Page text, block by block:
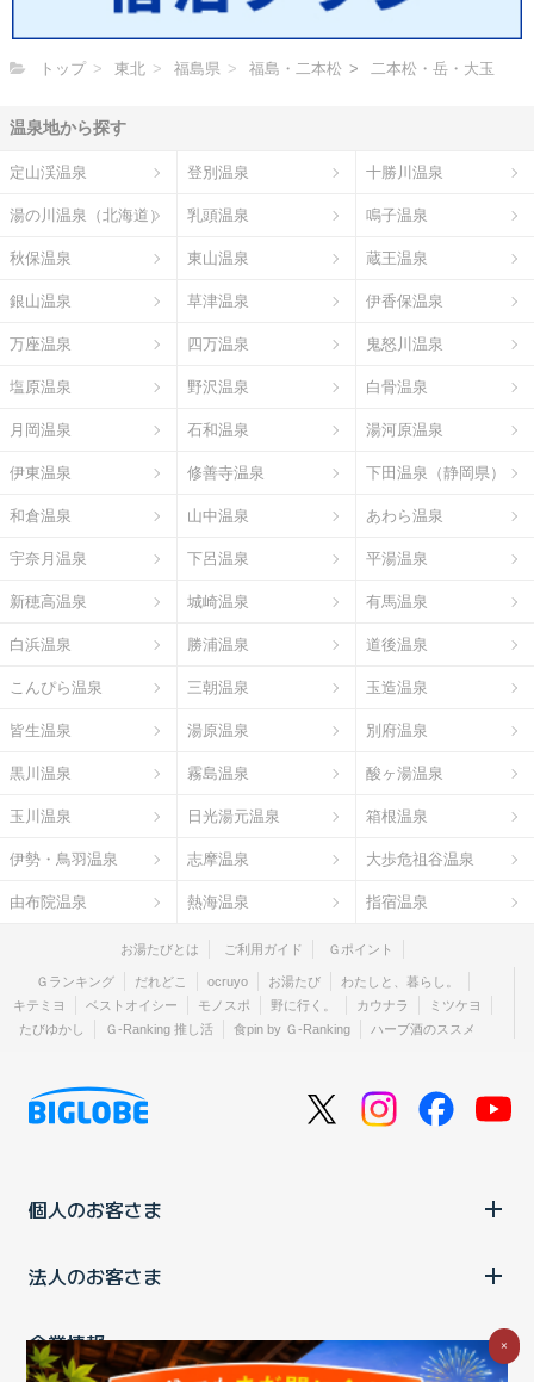
トップ 東北 福島県 福島・二本松 二本松・岳・大玉
温泉地から探す
定山渓温泉 登別温泉 十勝川温泉
湯の川温泉（北海道） 乳頭温泉 鳴子温泉
秋保温泉 東山温泉 蔵王温泉
銀山温泉 草津温泉 伊香保温泉
万座温泉 四万温泉 鬼怒川温泉
塩原温泉 野沢温泉 白骨温泉
月岡温泉 石和温泉 湯河原温泉
伊東温泉 修善寺温泉 下田温泉（静岡県）
和倉温泉 山中温泉 あわら温泉
宇奈月温泉 下呂温泉 平湯温泉
新穂高温泉 城崎温泉 有馬温泉
白浜温泉 勝浦温泉 道後温泉
こんぴら温泉 三朝温泉 玉造温泉
皆生温泉 湯原温泉 別府温泉
黒川温泉 霧島温泉 酸ヶ湯温泉
玉川温泉 日光湯元温泉 箱根温泉
伊勢・鳥羽温泉 志摩温泉 大歩危祖谷温泉
由布院温泉 熱海温泉 指宿温泉
お湯たびとは ご利用ガイド Ｇポイント
Ｇランキング だれどこ ocruyo お湯たび
わたしと、暮らし。
キテミヨ
ベストオイシー モノスポ 野に行く。 カウナラ
ミツケヨ
たびゆかし
Ｇ-Ranking 推し活 食pin by Ｇ-Ranking ハーブ酒のススメ
個人のお客さま
法人のお客さま
企業情報 ×